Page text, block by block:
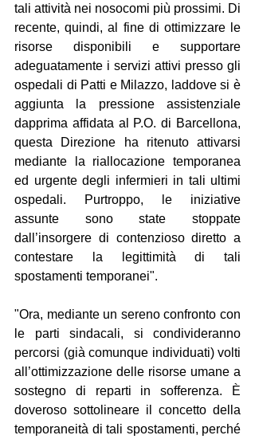
tali attività nei nosocomi più prossimi. Di
recente, quindi, al fine di ottimizzare le
risorse disponibili e supportare
adeguatamente i servizi attivi presso gli
ospedali di Patti e Milazzo, laddove si è
aggiunta la pressione assistenziale
dapprima affidata al P.O. di Barcellona,
questa Direzione ha ritenuto attivarsi
mediante la riallocazione temporanea
ed urgente degli infermieri in tali ultimi
ospedali. Purtroppo, le iniziative
assunte sono state stoppate
dall’insorgere di contenzioso diretto a
contestare la legittimità di tali
spostamenti temporanei".
"Ora, mediante un sereno confronto con
le parti sindacali, si condivideranno
percorsi (già comunque individuati) volti
all’ottimizzazione delle risorse umane a
sostegno di reparti in sofferenza. È
doveroso sottolineare il concetto della
temporaneità di tali spostamenti, perché